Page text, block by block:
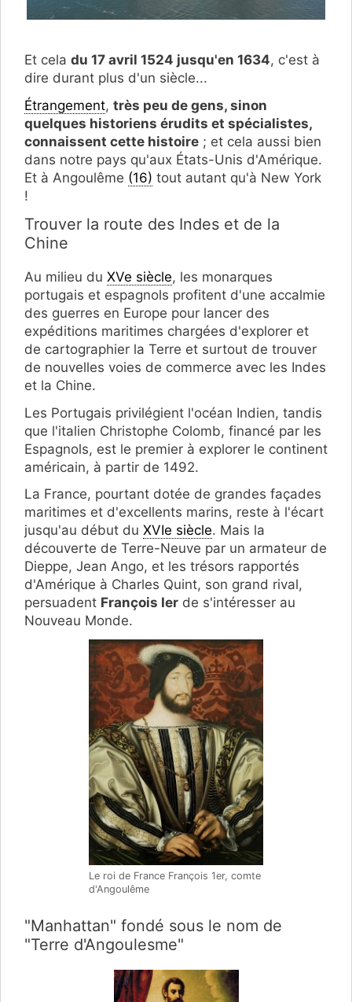
Et cela du 17 avril 1524 jusqu'en 1634, c'est à
dire durant plus d'un siècle...
Étrangement, très peu de gens, sinon
quelques historiens érudits et spécialistes,
connaissent cette histoire ; et cela aussi bien
dans notre pays qu'aux États-Unis d'Amérique.
Et à Angoulême (16) tout autant qu'à New York
!
Trouver la route des Indes et de la
Chine
Au milieu du XVe siècle, les monarques
portugais et espagnols profitent d'une accalmie
des guerres en Europe pour lancer des
expéditions maritimes chargées d'explorer et
de cartographier la Terre et surtout de trouver
de nouvelles voies de commerce avec les Indes
et la Chine.
Les Portugais privilégient l'océan Indien, tandis
que l'italien Christophe Colomb, financé par les
Espagnols, est le premier à explorer le continent
américain, à partir de 1492.
La France, pourtant dotée de grandes façades
maritimes et d'excellents marins, reste à l'écart
jusqu'au début du XVIe siècle. Mais la
découverte de Terre-Neuve par un armateur de
Dieppe, Jean Ango, et les trésors rapportés
d'Amérique à Charles Quint, son grand rival,
persuadent François Ier de s'intéresser au
Nouveau Monde.
Le roi de France François 1er, comte
d'Angoulême
"Manhattan" fondé sous le nom de
"Terre d'Angoulesme"